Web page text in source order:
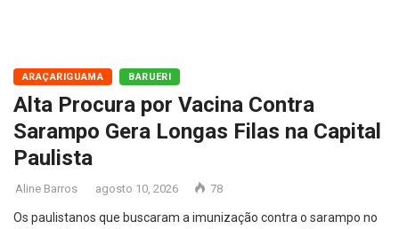
ARAÇARIGUAMA BARUERI
Alta Procura por Vacina Contra
Sarampo Gera Longas Filas na Capital
Paulista
Aline Barros agosto 10, 2026 78
Os paulistanos que buscaram a imunização contra o sarampo no